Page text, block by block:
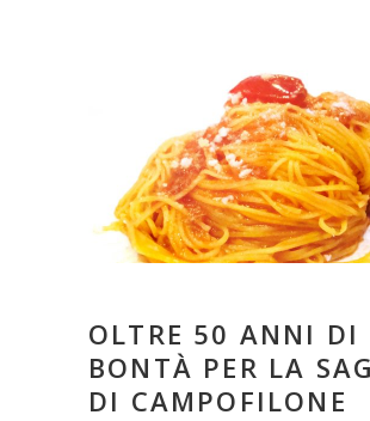
OLTRE 50 ANNI DI
BONTÀ PER LA
DI CAMPOFILONE